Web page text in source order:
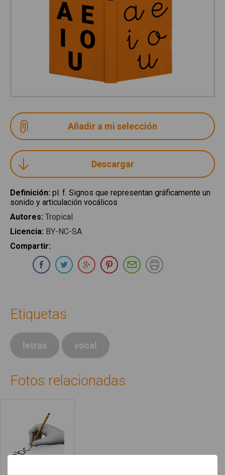
Descargar
Definición: pl. f. Signos que representan gráficamente un
sonido y articulación vocálicos
Autores: Tropical
Licencia: BY-NC-SA
Compartir:
Compartir en Whatsapp
Compartir en Facebook
Compartir en Twitter
Compartir en Google Plus
Compartir en Pinterest
Compartir por E-
Etiquetas
letras vocal
Fotos relacionadas